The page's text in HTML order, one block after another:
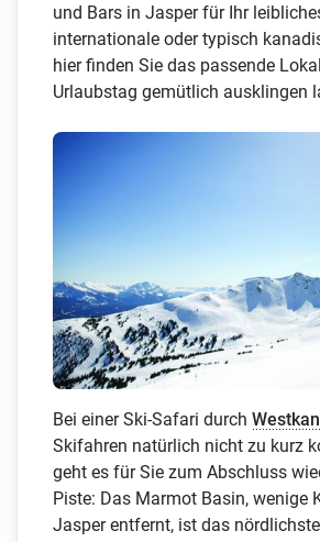
und Bars in Jasper für Ihr
internationale oder typisch
hier finden Sie das passende
Urlaubstag gemütlich ausklingen
Bei einer Ski-Safari durch
Skifahren natürlich nicht zu kurz
geht es für Sie zum Abschluss
Piste: Das Marmot Basin, wenige
Jasper entfernt, ist das